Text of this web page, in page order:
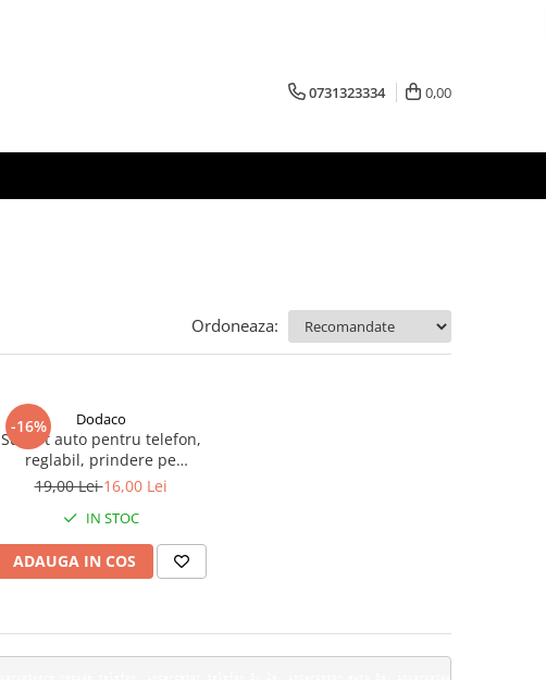
0731323334 0,00
Ordoneaza:
-16% Dodaco
Suport auto pentru telefon,
reglabil, prindere pe
aeroterma, rotire 360°,
compact, negru
19,00 Lei16,00 Lei
IN STOC
ADAUGA IN COS